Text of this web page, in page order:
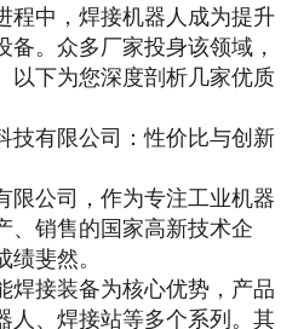
程中，焊接机器人成为提升
。众多厂家投身该领域，
以下为您深度剖析几家优质
技有限公司：性价比与创新
限公司，作为专注工业机器
、销售的国家高新技术企
斐然。
焊接装备为核心优势，产品
人、焊接站等多个系列。其